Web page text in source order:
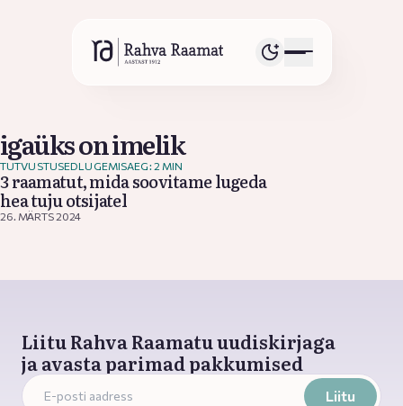
igaüks on imelik
TUTVUSTUSEDLUGEMISAEG: 2 MIN
3 raamatut, mida soovitame lugeda
hea tuju otsijatel
26. MÄRTS 2024
Liitu Rahva Raamatu uudiskirjaga
ja avasta parimad pakkumised
Liitu